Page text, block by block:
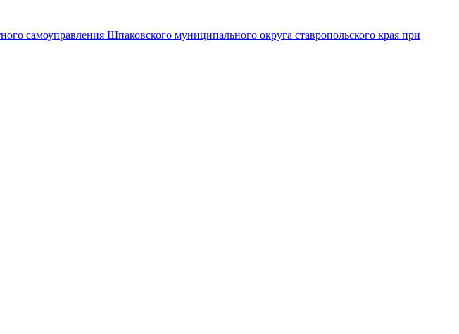
самоуправления Шпаковского муниципального округа ставропольского края при